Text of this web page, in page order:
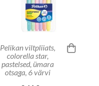
Pelikan viltpliiats,
colorella star,
pastelsed, ümara
otsaga, 6 värvi